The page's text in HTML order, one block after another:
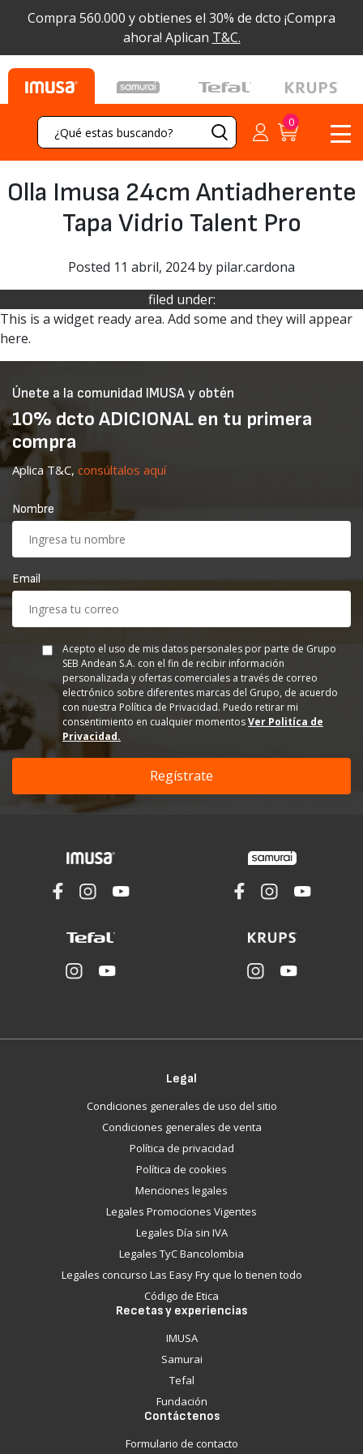
Compra 560.000 y obtienes el 30% de dcto ¡Compra
ahora! Aplican T&C.
Olla Imusa 24cm Antiadherente
Tapa Vidrio Talent Pro
Posted 11 abril, 2024 by pilar.cardona
filed under:
This is a widget ready area. Add some and they will appear
here.
Únete a la comunidad IMUSA y obtén
10% dcto ADICIONAL en tu primera
compra
Aplica T&C, consúltalos aquí
Nombre
Email
Acepto el uso de mis datos personales por parte de Grupo
SEB Andean S.A. con el fin de recibir información
personalizada y ofertas comerciales a través de correo
electrónico sobre diferentes marcas del Grupo, de acuerdo
con nuestra Política de Privacidad. Puedo retirar mi
consentimiento en cualquier momentosVer Politíca de
Privacidad.
Legal
Condiciones generales de uso del sitio
Condiciones generales de venta
Política de privacidad
Política de cookies
Menciones legales
Legales Promociones Vigentes
Legales Día sin IVA
Legales TyC Bancolombia
Legales concurso Las Easy Fry que lo tienen todo
Código de Etica
Recetas y experiencias
IMUSA
Samurai
Tefal
Fundación
Contáctenos
Formulario de contacto